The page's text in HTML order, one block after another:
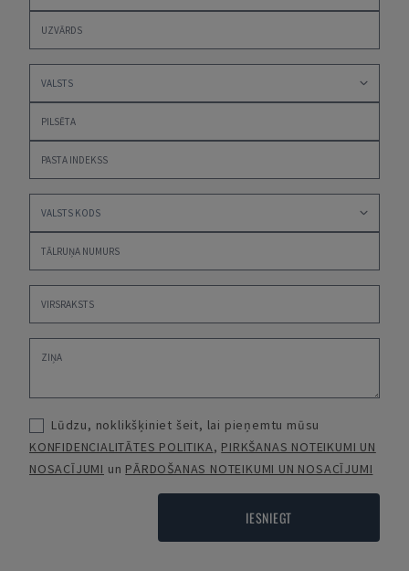
Lūdzu, noklikšķiniet šeit, lai pieņemtu mūsu
KONFIDENCIALITĀTES POLITIKA, PIRKŠANAS NOTEIKUMI UN
NOSACĪJUMI un PĀRDOŠANAS NOTEIKUMI UN NOSACĪJUMI
IESNIEGT